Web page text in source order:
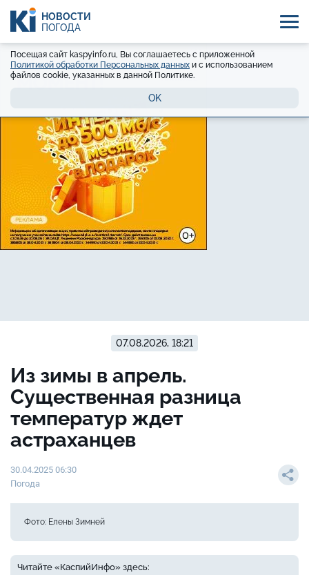
НОВОСТИ
ПОГОДА
Посещая сайт kaspyinfo.ru, Вы соглашаетесь с приложенной
Политикой обработки Персональных данных и с использованием
файлов cookie, указанных в данной Политике.
OK
07.08.2026, 18:21
Из зимы в апрель.
Существенная разница
температур ждет
астраханцев
30.04.2025 06:30
Погода
Фото: Елены Зимней
Читайте «КаспийИнфо» здесь: